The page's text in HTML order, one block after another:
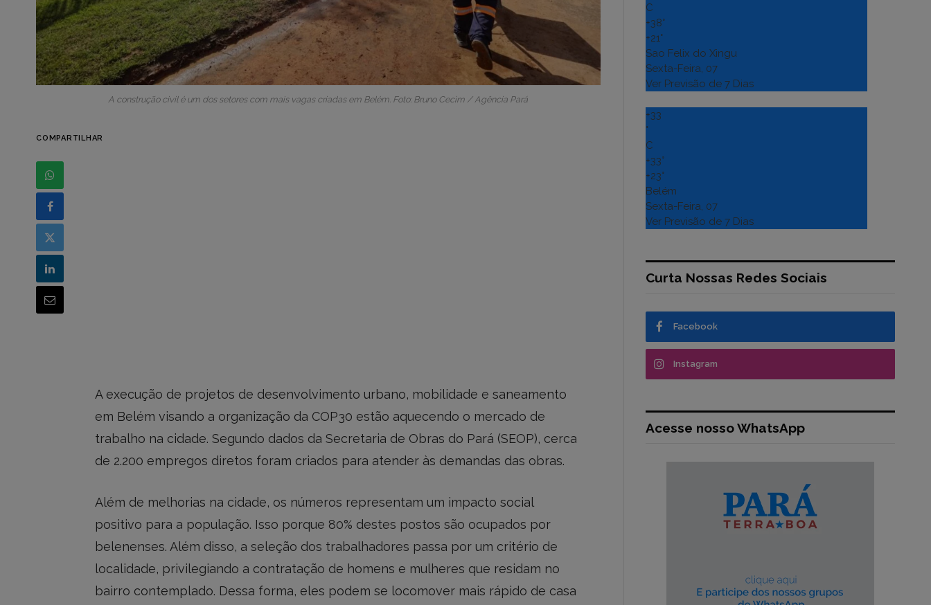
A construção civil é um dos setores com mais vagas criadas em Belém. Foto: Bruno Cecim / Agência Pará
COMPARTILHAR
A execução de projetos de desenvolvimento urbano, mobilidade e saneamento
em Belém visando a organização da COP30 estão aquecendo o mercado de
trabalho na cidade. Segundo dados da Secretaria de Obras do Pará (SEOP), cerca
de 2.200 empregos diretos foram criados para atender às demandas das obras.
Além de melhorias na cidade, os números representam um impacto social
positivo para a população. Isso porque 80% destes postos são ocupados por
belenenses. Além disso, a seleção dos trabalhadores passa por um critério de
localidade, privilegiando a contratação de homens e mulheres que residam no
bairro contemplado. Dessa forma, eles podem se locomover mais rápido de casa
C
+38°
+21°
Sao Felix do Xingu
Sexta-Feira, 07
Ver Previsão de 7 Dias
+33
°
C
+33°
+23°
Belém
Sexta-Feira, 07
Ver Previsão de 7 Dias
Curta Nossas Redes Sociais
Facebook
Instagram
Acesse nosso WhatsApp